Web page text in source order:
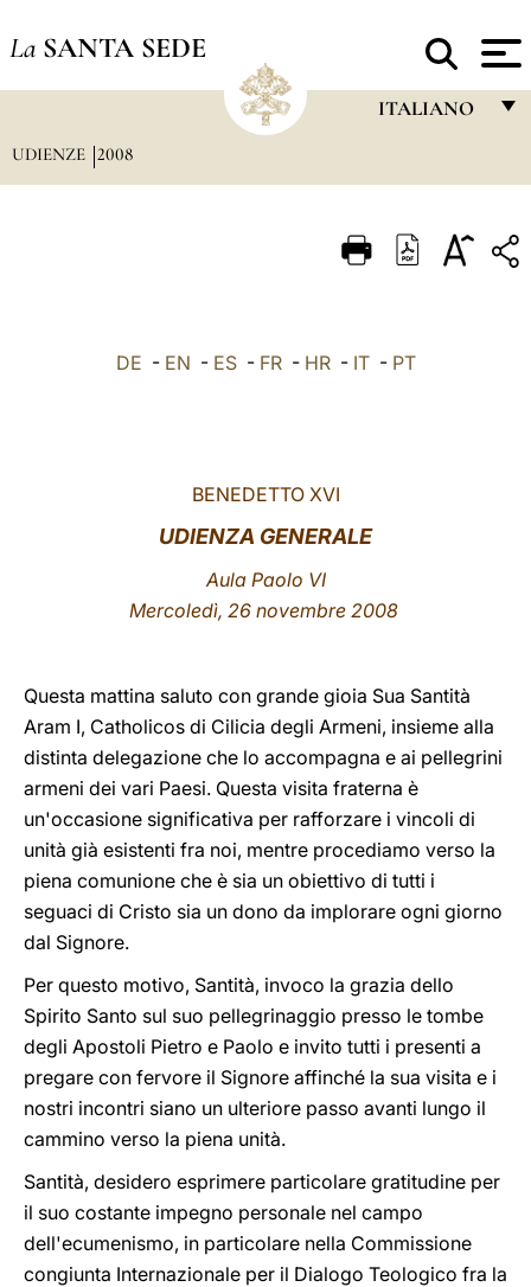
La SANTA SEDE
ITALIANO
ITALIANO
UDIENZE 2008
DE - EN - ES- FR- HR- IT- PT
BENEDETTO XVI
UDIENZA GENERALE
Aula Paolo VI
Mercoledì, 26 novembre 2008
Questa mattina saluto con grande gioia Sua Santità
Aram I, Catholicos di Cilicia degli Armeni, insieme alla
distinta delegazione che lo accompagna e ai pellegrini
armeni dei vari Paesi. Questa visita fraterna è
un'occasione significativa per rafforzare i vincoli di
unità già esistenti fra noi, mentre procediamo verso la
piena comunione che è sia un obiettivo di tutti i
seguaci di Cristo sia un dono da implorare ogni giorno
dal Signore.
Per questo motivo, Santità, invoco la grazia dello
Spirito Santo sul suo pellegrinaggio presso le tombe
degli Apostoli Pietro e Paolo e invito tutti i presenti a
pregare con fervore il Signore affinché la sua visita e i
nostri incontri siano un ulteriore passo avanti lungo il
cammino verso la piena unità.
Santità, desidero esprimere particolare gratitudine per
il suo costante impegno personale nel campo
dell'ecumenismo, in particolare nella Commissione
congiunta Internazionale per il Dialogo Teologico fra la